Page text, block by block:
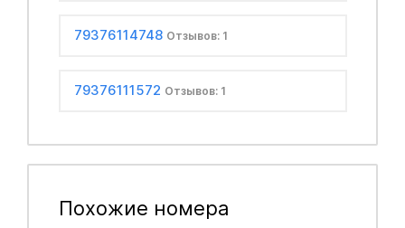
79376114748 Отзывов: 1
79376111572 Отзывов: 1
Похожие номера